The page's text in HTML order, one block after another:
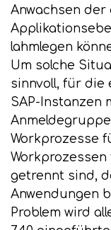
Anwachsen der
lahmlegen
Um solche
sinnvoll, für die
SAP-Instanzen
Workprozesse
getrennt sind,
Anwendungen
Problem wird